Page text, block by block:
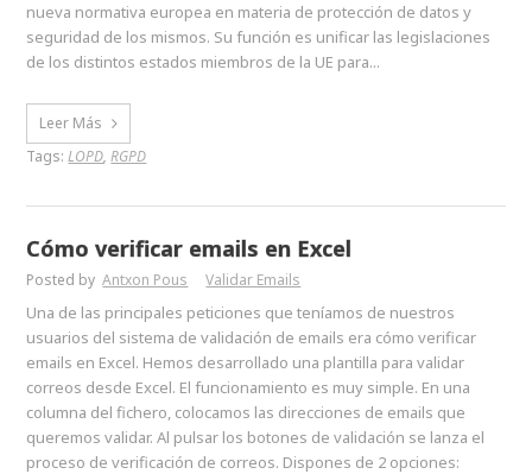
nueva normativa europea en materia de protección de datos y
seguridad de los mismos. Su función es unificar las legislaciones
de los distintos estados miembros de la UE para...
Leer Más
Tags:LOPD,RGPD
Cómo verificar emails en Excel
Posted by Antxon Pous Validar Emails
Una de las principales peticiones que teníamos de nuestros
usuarios del sistema de validación de emails era cómo verificar
emails en Excel. Hemos desarrollado una plantilla para validar
correos desde Excel. El funcionamiento es muy simple. En una
columna del fichero, colocamos las direcciones de emails que
queremos validar. Al pulsar los botones de validación se lanza el
proceso de verificación de correos. Dispones de 2 opciones: